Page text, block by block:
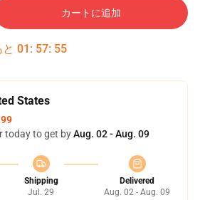
カートに追加
01 : 57: 54
States
today to get byAug. 02 - Aug. 09
Shipping
Jul. 29
Delivered
Aug. 02 - Aug. 09